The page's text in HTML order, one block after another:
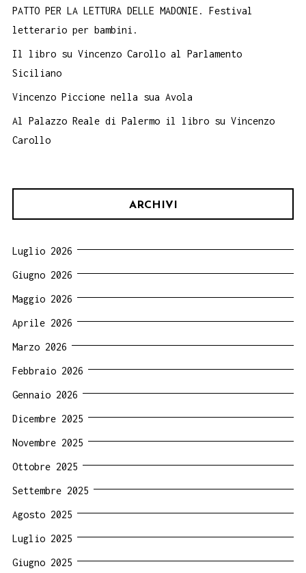
PATTO PER LA LETTURA DELLE MADONIE. Festival
letterario per bambini.
Il libro su Vincenzo Carollo al Parlamento
Siciliano
Vincenzo Piccione nella sua Avola
Al Palazzo Reale di Palermo il libro su Vincenzo
Carollo
ARCHIVI
Luglio 2026
Giugno 2026
Maggio 2026
Aprile 2026
Marzo 2026
Febbraio 2026
Gennaio 2026
Dicembre 2025
Novembre 2025
Ottobre 2025
Settembre 2025
Agosto 2025
Luglio 2025
Giugno 2025